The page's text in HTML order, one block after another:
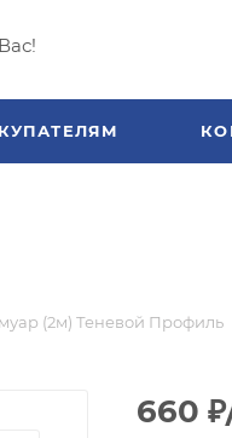
(2м) Теневой Профиль
660 ₽